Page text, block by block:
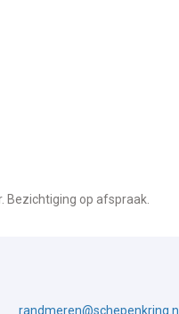
Bezichtiging op afspraak.
randmeren@schepenkring.nl